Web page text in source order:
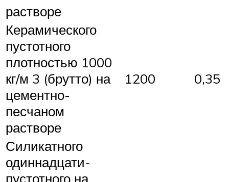
растворе
Керамического
пустотного
плотностью 1000
кг/м 3 (брутто) на
цементно-
песчаном
растворе
1200 0,35
Силикатного
одиннадцати-
пустотного на